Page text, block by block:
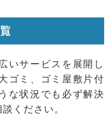
いサービスを展開し
ゴミ、ゴミ屋敷片付
な状況でも必ず解決
ください。